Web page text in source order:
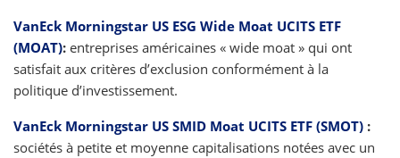
VanEck Morningstar US ESG Wide Moat UCITS ETF
(MOAT): entreprises américaines « wide moat » qui ont
satisfait aux critères d’exclusion conformément à la
politique d’investissement.
VanEck Morningstar US SMID Moat UCITS ETF (SMOT) :
sociétés à petite et moyenne capitalisations notées avec un